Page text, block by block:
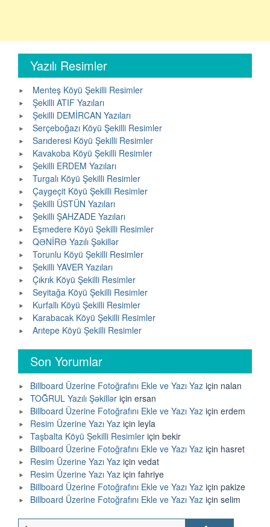
Yazılı Resimler
Menteş Köyü Şekilli Resimler
Şekilli ATIF Yazıları
Şekilli DEMİRCAN Yazıları
Serçeboğazı Köyü Şekilli Resimler
Sarıderesi Köyü Şekilli Resimler
Kavakoba Köyü Şekilli Resimler
Şekilli ERDEM Yazıları
Turgalı Köyü Şekilli Resimler
Çaygeçit Köyü Şekilli Resimler
Şekilli ÜSTÜN Yazıları
Şekilli ŞAHZADE Yazıları
Eşmedere Köyü Şekilli Resimler
QƏNİRƏ Yazılı Şəkillər
Torunlu Köyü Şekilli Resimler
Şekilli YAVER Yazıları
Çıkrık Köyü Şekilli Resimler
Seyitağa Köyü Şekilli Resimler
Kurfallı Köyü Şekilli Resimler
Karabacak Köyü Şekilli Resimler
Arıtepe Köyü Şekilli Resimler
Son Yorumlar
Billboard Üzerine Fotoğrafını Ekle ve Yazı Yaz için nalan
TOĞRUL Yazılı Şəkillər için ersan
Billboard Üzerine Fotoğrafını Ekle ve Yazı Yaz için erdem
Resim Üzerine Yazı Yaz için leyla
Taşbalta Köyü Şekilli Resimler için bekir
Billboard Üzerine Fotoğrafını Ekle ve Yazı Yaz için hasret
Resim Üzerine Yazı Yaz için vedat
Resim Üzerine Yazı Yaz için fahriye
Billboard Üzerine Fotoğrafını Ekle ve Yazı Yaz için pakize
Billboard Üzerine Fotoğrafını Ekle ve Yazı Yaz için selim